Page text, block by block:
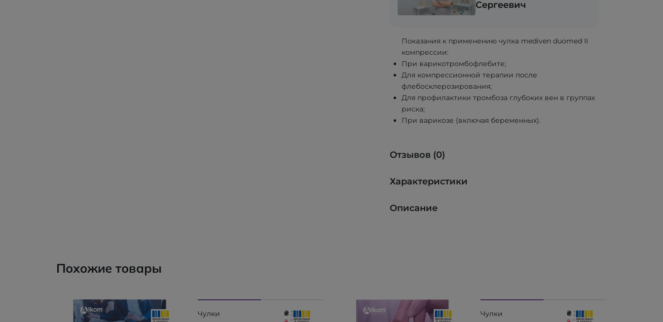
Сергеевич
Показания к применению чулка mediven duomed II
компрессии:
При варикотромбофлебите;
Для компрессионной терапии после
флебосклерозирования;
Для профилактики тромбоза глубоких вен в группах
риска;
При варикозе (включая беременных).
Отзывов (0)
Характеристики
Описание
Похожие товары
Чулки
₴ 1915
Чулки
₴ 1915